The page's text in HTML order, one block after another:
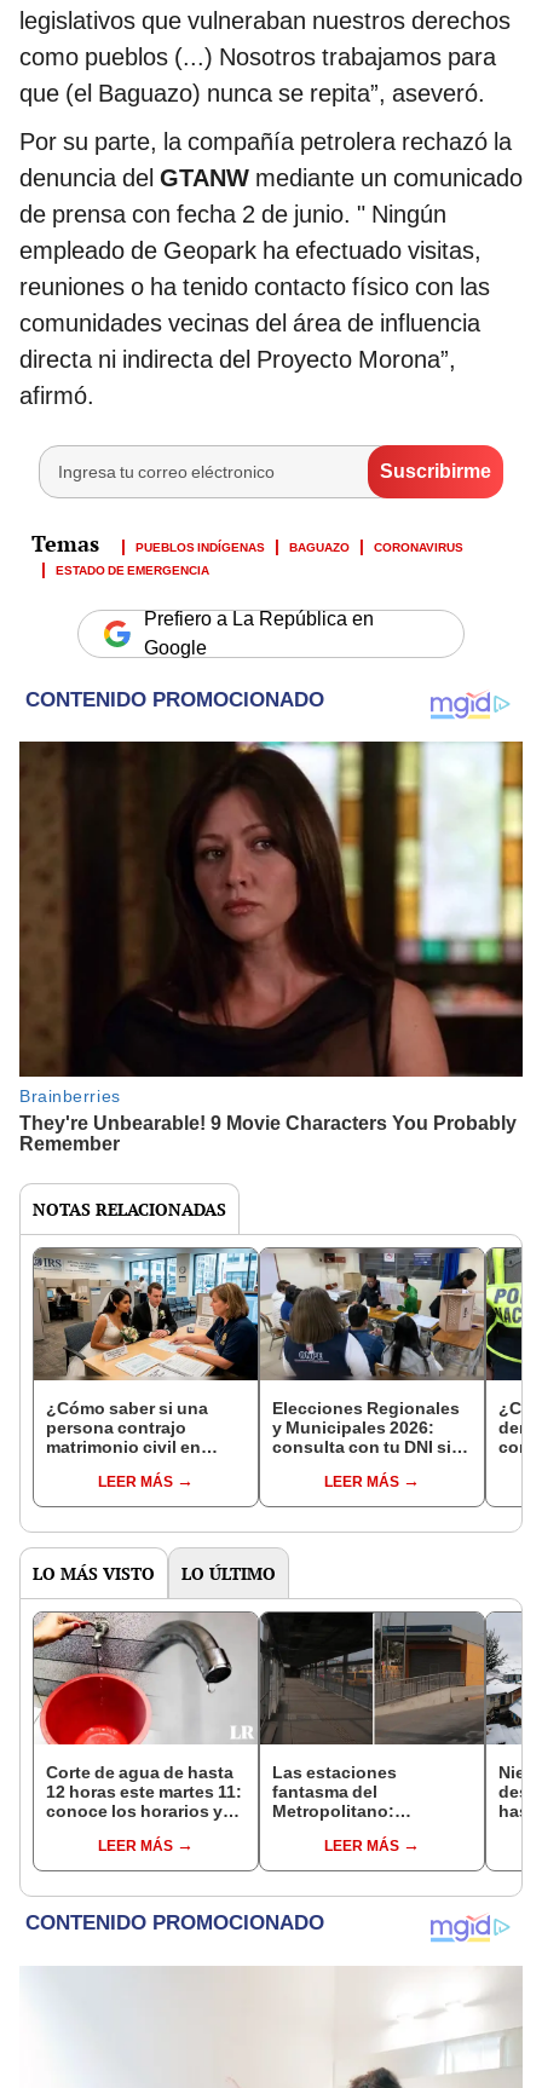
legislativos que vulneraban nuestros derechos
como pueblos (...) Nosotros trabajamos para
que (el Baguazo) nunca se repita”, aseveró.
Por su parte, la compañía petrolera rechazó la
denuncia del GTANW mediante un comunicado
de prensa con fecha 2 de junio. " Ningún
empleado de Geopark ha efectuado visitas,
reuniones o ha tenido contacto físico con las
comunidades vecinas del área de influencia
directa ni indirecta del Proyecto Morona”,
afirmó.
PUEBLOS INDÍGENAS BAGUAZO
CORONAVIRUS
ESTADO DE EMERGENCIA
Prefiero a La República en
Google
NOTAS RELACIONADAS
¿Cómo saber si una
persona contrajo
matrimonio civil en
LEER MÁS
Elecciones Regionales
y Municipales 2026:
consulta con tu DNI si
de mesa para este 4 de
octubre en el link oficial
LEER MÁS
con
LO MÁS VISTO LO ÚLTIMO
Corte de agua de hasta
12 horas este martes 11:
conoce los horarios y
Miraflores, SJL, Los
Olivos y más
LEER MÁS
Las estaciones
fantasma del
Metropolitano:
inconclusa por falta de
buses y una adenda
LEER MÁS
la